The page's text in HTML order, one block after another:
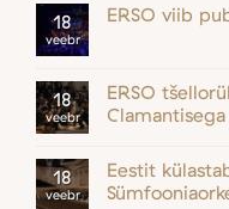
18
veebr
ERSO viib
18
veebr
ERSO
Clamantisega
18
veebr
Eestit